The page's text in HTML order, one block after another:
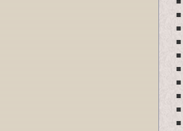
■
■
■
■
■
■
■
■
■